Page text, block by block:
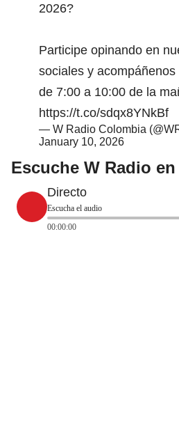
2026?
Participe opinando en
sociales y
de 7:00 a 10:00 de la
https://t.co/sdqx8YNkBf
— W Radio Colombia
January 10, 2026
Escuche W Radio
Directo
Escucha el audio
00:00:00